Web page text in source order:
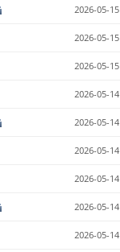
2026-05-15
2026-05-15
2026-05-15
2026-05-14
2026-05-14
2026-05-14
2026-05-14
2026-05-14
2026-05-14